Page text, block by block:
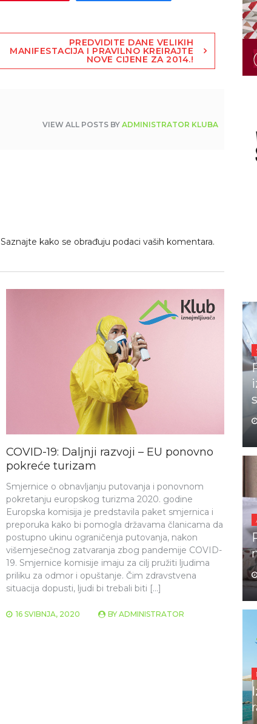
PREDVIDITE DANE VELIKIH
MANIFESTACIJA I PRAVILNO KREIRAJTE
NOVE CIJENE ZA 2014.!
VIEW ALL POSTS BYADMINISTRATOR KLUBA
Saznajte kako se obrađuju podaci vaših komentara.
COVID-19: Daljnji razvoji – EU ponovno
pokreće turizam
Smjernice o obnavljanju putovanja i ponovnom
pokretanju europskog turizma 2020. godine
Europska komisija je predstavila paket smjernica i
preporuka kako bi pomogla državama članicama da
postupno ukinu ograničenja putovanja, nakon
višemjesečnog zatvaranja zbog pandemije COVID-
19. Smjernice komisije imaju za cilj pružiti ljudima
priliku za odmor i opuštanje. Čim zdravstvena
situacija dopusti, ljudi bi trebali biti […]
16 SVIBNJA, 2020 BYADMINISTRATOR